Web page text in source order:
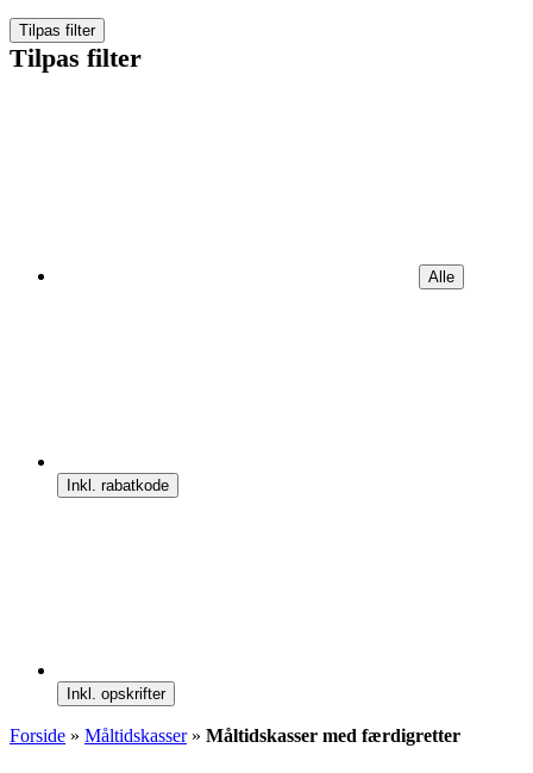
Tilpas filter
Tilpas filter
Alle
Inkl. rabatkode
Inkl. opskrifter
Forside » Måltidskasser» Måltidskasser med færdigretter